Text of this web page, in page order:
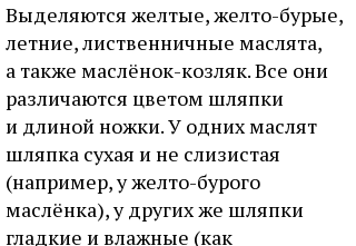
Выделяются желтые, желто-бурые,
летние, лиственничные маслята,
а также маслёнок-козляк. Все они
различаются цветом шляпки
и длиной ножки. У одних маслят
шляпка сухая и не слизистая
(например, у желто-бурого
маслёнка), у других же шляпки
гладкие и влажные (как